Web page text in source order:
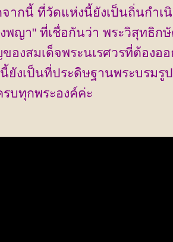
จากนี้ ที่วัดแห่งนี้ยังเป็นถิ่นกำเ
พญา" ที่เชื่อกันว่า พระวิสุทธิก
องสมเด็จพระนเรศวรที่ต้องอ
งเป็นที่ประดิษฐานพระบรมรู
บทุกพระองค์ค่ะ